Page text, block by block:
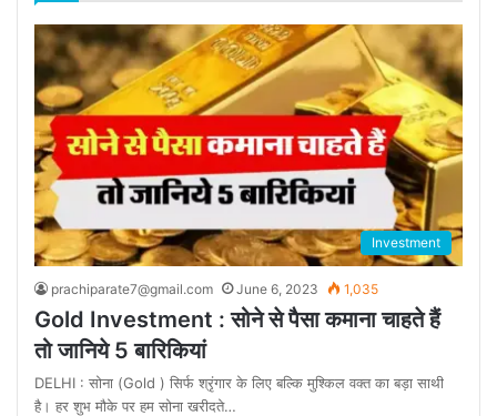
Investment
prachiparate7@gmail.com June 6, 2023 1,035
Gold Investment : सोने से पैसा कमाना चाहते हैं
तो जानिये 5 बारिकियां
DELHI : सोना (Gold ) सिर्फ श्रृंगार के लिए बल्कि मुश्किल वक्त का बड़ा साथी
है। हर शुभ मौके पर हम सोना खरीदते…